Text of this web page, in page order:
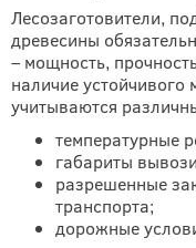
Лесозаготовители,
древесины
– мощность,
наличие
учитываются
температурные
габариты
разрешенные
транспорта;
дорожные